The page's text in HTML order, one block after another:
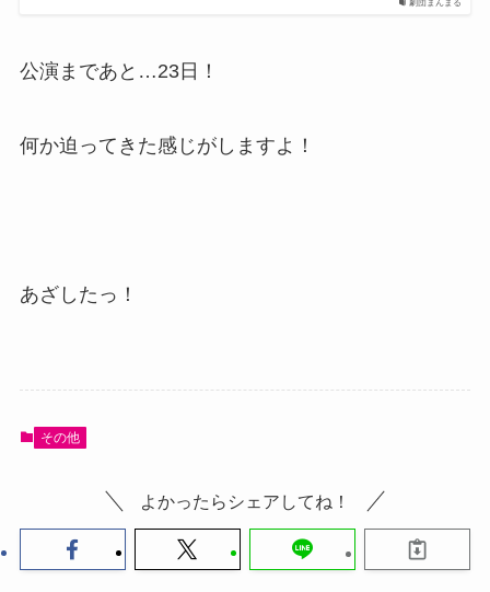
劇団まんまる
公演まであと…23日！
何か迫ってきた感じがしますよ！
あざしたっ！
その他
よかったらシェアしてね！